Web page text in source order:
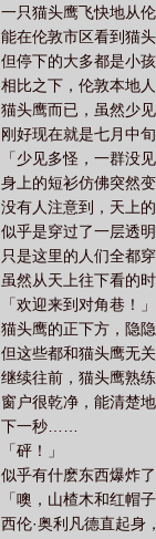
一只猫头鹰飞快地从
能在伦敦市区看到猫
但停下的大多都是小
相比之下，伦敦本地
猫头鹰而已，虽然少
刚好现在就是七月中旬
「少见多怪，一群没
身上的短衫仿佛突然
没有人注意到，天上
似乎是穿过了一层透
只是这里的人们全都
虽然从天上往下看的
「欢迎来到对角巷！」
猫头鹰的正下方，隐
但这些都和猫头鹰无
继续往前，猫头鹰熟
窗户很乾净，能清楚
下一秒……
「砰！」
似乎有什麽东西爆炸
「噢，山楂木和红帽
西伦·奥利凡德直起身